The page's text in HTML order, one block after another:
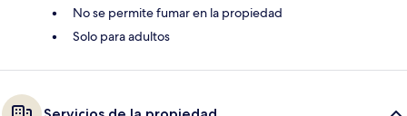
No se permite fumar en la propiedad
Solo para adultos